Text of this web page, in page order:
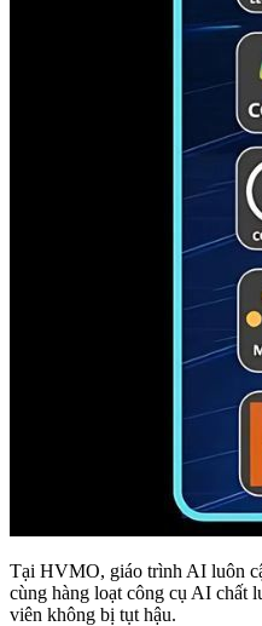
Tại HVMO, giáo trình AI luôn
cùng hàng loạt công cụ AI chất
viên không bị tụt hậu.